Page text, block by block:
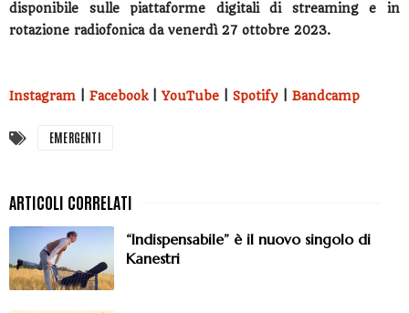
disponibile sulle piattaforme digitali di streaming e in
rotazione radiofonica da venerdì 27 ottobre 2023.
Instagram Facebook|YouTube Spotify Bandcamp
EMERGENTI
“Indispensabile” è il nuovo singolo di
Kanestri